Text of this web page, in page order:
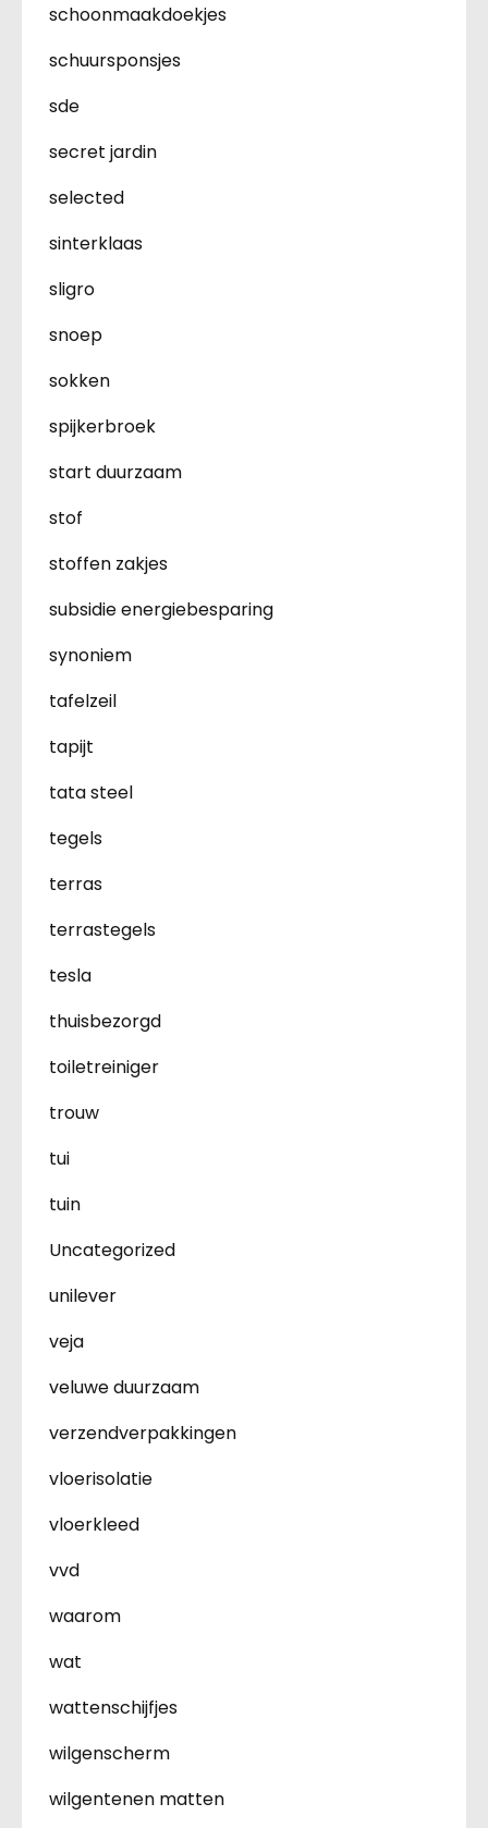
schoonmaakdoekjes
schuursponsjes
sde
secret jardin
selected
sinterklaas
sligro
snoep
sokken
spijkerbroek
start duurzaam
stof
stoffen zakjes
subsidie energiebesparing
synoniem
tafelzeil
tapijt
tata steel
tegels
terras
terrastegels
tesla
thuisbezorgd
toiletreiniger
trouw
tui
tuin
Uncategorized
unilever
veja
veluwe duurzaam
verzendverpakkingen
vloerisolatie
vloerkleed
vvd
waarom
wat
wattenschijfjes
wilgenscherm
wilgentenen matten